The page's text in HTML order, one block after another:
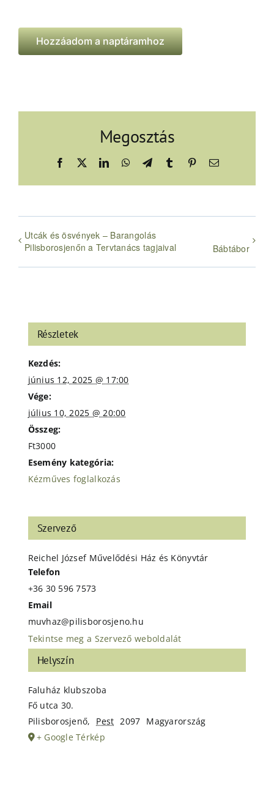
Hozzáadom a naptáramhoz
Megosztás
Facebook LinkedInWhatsApp
TelegramTumblrPinterestEmail:
Utcák és ösvények – Barangolás
Pilisborosjenőn a Tervtanács tagjaival
Bábtábor
Részletek
Kezdés:
június 12, 2025 @ 17:00
Vége:
július 10, 2025 @ 20:00
Összeg:
Ft3000
Esemény kategória:
Kézműves foglalkozás
Helyszín
Faluház klubszoba
Fő utca 30.
Pilisborosjenő, Pest 2097 Magyarország
+ Google Térkép
Szervező
Reichel József Művelődési Ház és Könyvtár
Telefon
+36 30 596 7573
Email
muvhaz@pilisborosjeno.hu
Tekintse meg a Szervező weboldalát